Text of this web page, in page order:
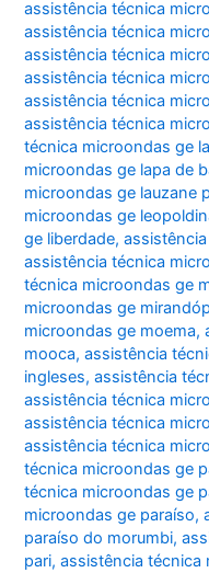
assistência técnica
assistência técnica
assistência técnica
assistência técnica
assistência técnica
assistência técnica
técnica microondas ge
microondas ge lapa de
microondas ge lauzane
microondas ge
ge liberdade,
assistência técnica
técnica microondas ge
microondas ge
microondas ge moema,
mooca,assistência
ingleses,assistência
assistência técnica
assistência técnica
assistência técnica
técnica microondas ge
técnica microondas ge
microondas ge paraíso,
paraíso do morumbi,
pari,assistência técnica